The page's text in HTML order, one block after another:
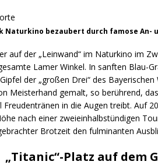
Naturkino bezaubert durch famose An-
auf der „Leinwand“ im Naturkino im
Lamer Winkel. In sanften Blau-
der „großen Drei“ des
Meisterhand gemalt, so berührend,
Freudentränen in die Augen treibt. Auf
nach einer zweieinhalbstündigen
Brotzeit den fulminanten
„Titanic“-Platz auf dem